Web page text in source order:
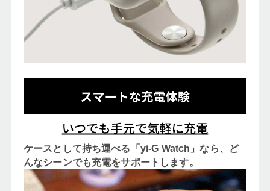
ケースとして持ち運べる「yi-G Watch」なら、ど
んなシーンでも充電をサポートします。